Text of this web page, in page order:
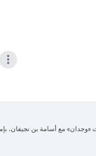
خلالها للتعنيف والتحرش من والدها، وتحدثنا عن امتداد آثار تلك المرحلة. الحلقة 142